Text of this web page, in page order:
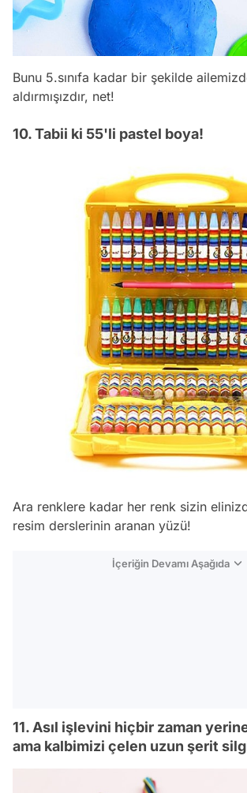
Bunu 5.sınıfa kadar bir şekilde
aldırmışızdır, net!
10. Tabii ki 55'li pastel boya!
Ara renklere kadar her renk sizin
resim derslerinin aranan yüzü!
İçeriğin Devamı Aşağıda
11. Asıl işlevini hiçbir zaman
ama kalbimizi çelen uzun şerit